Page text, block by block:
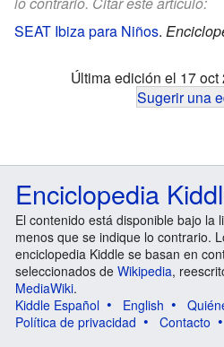
SEAT Ibiza para Niños.
Última edición el 17 oct
Sugerir una
Enciclopedia
El contenido está disponible bajo la
menos que se indique lo contrario.
enciclopedia Kiddle se basan en
seleccionados de Wikipedia,
MediaWiki.
Kiddle Español
English
Política de privacidad
Contacto